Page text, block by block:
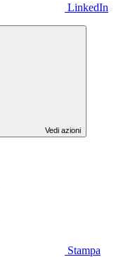
LinkedIn
Vedi azioni
Stampa